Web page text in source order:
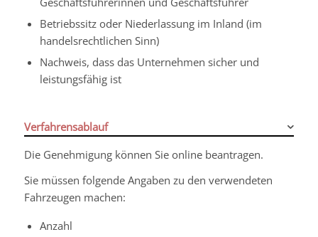
Betriebssitz oder Niederlassung im Inland (im
handelsrechtlichen Sinn)
Nachweis, dass das Unternehmen sicher und
leistungsfähig ist
Verfahrensablauf
Die Genehmigung können Sie online beantragen.
Sie müssen folgende Angaben zu den verwendeten
Fahrzeugen machen:
Anzahl